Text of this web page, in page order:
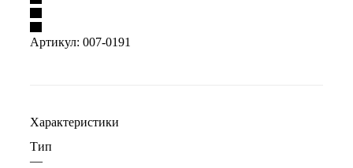
Артикул: 007-0191
Характеристики
Тип
—